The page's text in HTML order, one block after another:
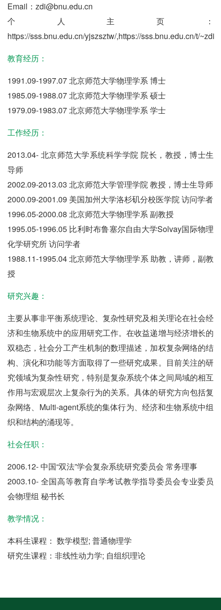
Email：zdi@bnu.edu.cn
个人主页：
https://sss.bnu.edu.cn/yjszsztw/,https://sss.bnu.edu.cn/t/~zdi
教育经历：
1991.09-1997.07 北京师范大学物理学系 博士
1985.09-1988.07 北京师范大学物理学系 硕士
1979.09-1983.07 北京师范大学物理学系 学士
工作经历：
2013.04- 北京师范大学系统科学学院 院长，教授，博士生
导师
2002.09-2013.03 北京师范大学管理学院 教授，博士生导师
2000.09-2001.09 美国加州大学洛杉矶分校医学院 访问学者
1996.05-2000.08 北京师范大学物理学系 副教授
1995.05-1996.05 比利时布鲁塞尔自由大学Solvay国际物理
化学研究所 访问学者
1988.11-1995.04 北京师范大学物理学系 助教，讲师，副教
授
研究兴趣：
主要从事非平衡系统理论、复杂性研究及相关理论在社会经
济和生物系统中的应用研究工作。在收益递增与经济增长的
双稳态，社会分工产生机制的数理描述，加权复杂网络的结
构、演化和功能等方面取得了一些研究成果。目前关注的研
究领域为复杂性研究，特别是复杂系统个体之间局域的相互
作用与宏观层次上复杂行为的关系。具体的研究方向包括复
杂网络、Multi-agent系统的集体行为、经济和生物系统中组
织和结构的涌现等。
社会任职：
2006.12- 中国“双法”学会复杂系统研究委员会 常务理事
2003.10- 全国高等教育自学考试教学指导委员会专业委员
会物理组 秘书长
教学情况：
本科生课程： 数学模型; 普通物理学
研究生课程：非线性动力学; 自组织理论